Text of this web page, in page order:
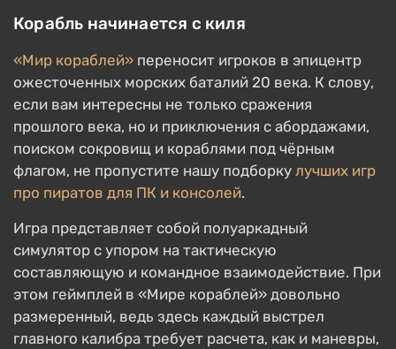
Корабль начинается с киля
«Мир кораблей» переносит игроков в эпицентр
ожесточенных морских баталий 20 века. К слову,
если вам интересны не только сражения
прошлого века, но и приключения с абордажами,
поиском сокровищ и кораблями под чёрным
флагом, не пропустите нашу подборку лучших игр
про пиратов для ПК и консолей.
Игра представляет собой полуаркадный
симулятор с упором на тактическую
составляющую и командное взаимодействие. При
этом геймплей в «Мире кораблей» довольно
размеренный, ведь здесь каждый выстрел
главного калибра требует расчета, как и маневры,